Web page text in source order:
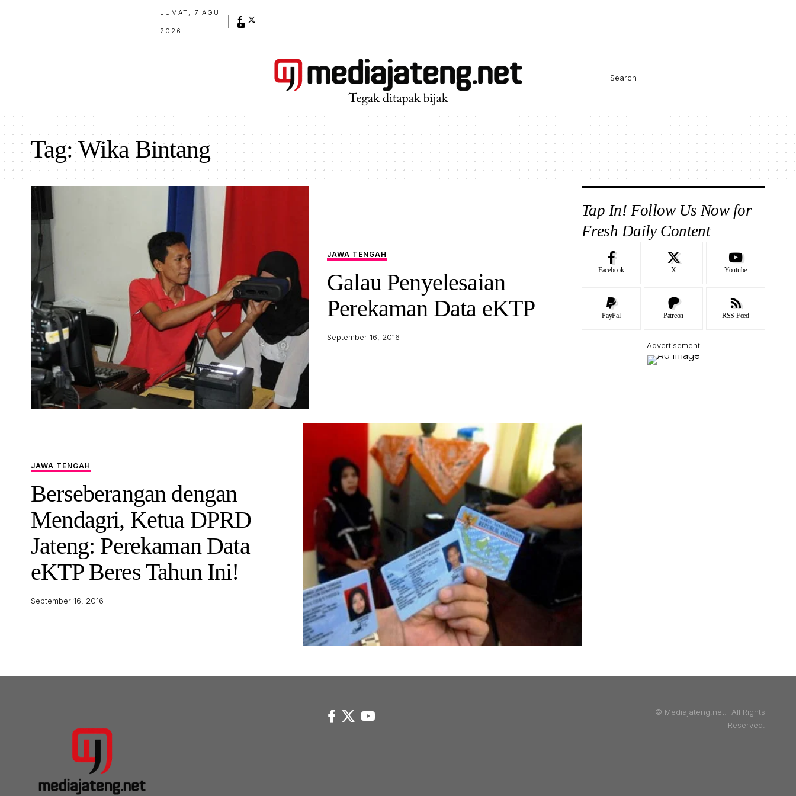
JUMAT, 7 AGU
2026
Search
Tag:Wika Bintang
JAWA TENGAH
Galau Penyelesaian
Perekaman Data eKTP
September 16, 2016
JAWA TENGAH
Berseberangan dengan
Mendagri, Ketua DPRD
Jateng: Perekaman Data
eKTP Beres Tahun Ini!
September 16, 2016
Tap In! Follow Us Now for
Fresh Daily Content
Facebook X Youtube
PayPal Patreon RSS Feed
- Advertisement -
© Mediajateng.net. All Rights
Reserved.